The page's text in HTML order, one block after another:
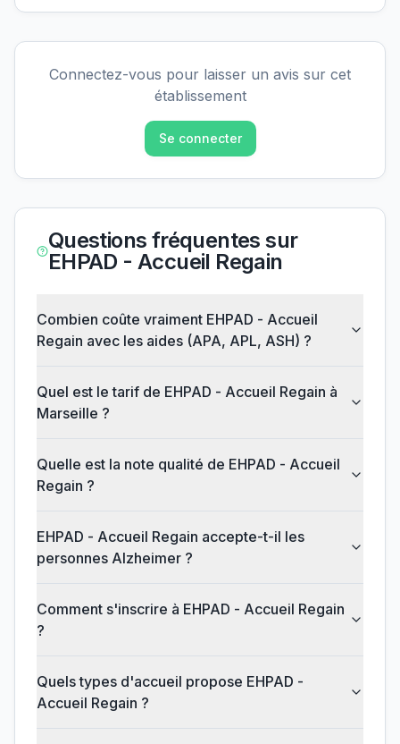
Connectez-vous pour laisser un avis sur cet
établissement
Se connecter
Questions fréquentes sur
EHPAD - Accueil Regain
Combien coûte vraiment EHPAD - Accueil
Regain avec les aides (APA, APL, ASH) ?
Quel est le tarif de EHPAD - Accueil Regain à
Marseille ?
Quelle est la note qualité de EHPAD - Accueil
Regain ?
EHPAD - Accueil Regain accepte-t-il les
personnes Alzheimer ?
Comment s'inscrire à EHPAD - Accueil Regain
?
Quels types d'accueil propose EHPAD -
Accueil Regain ?